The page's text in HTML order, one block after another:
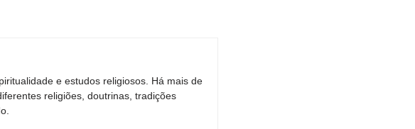
e estudos religiosos. Há mais de
religiões, doutrinas, tradições